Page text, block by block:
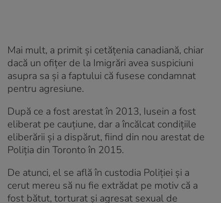
Mai mult, a primit și cetățenia canadiană, chiar
dacă un ofițer de la Imigrări avea suspiciuni
asupra sa și a faptului că fusese condamnat
pentru agresiune.
După ce a fost arestat în 2013, Iusein a fost
eliberat pe cauțiune, dar a încălcat condițiile
eliberării și a dispărut, fiind din nou arestat de
Poliția din Toronto în 2015.
De atunci, el se află în custodia Poliției și a
cerut mereu să nu fie extrădat pe motiv că a
fost bătut, torturat și agresat sexual de